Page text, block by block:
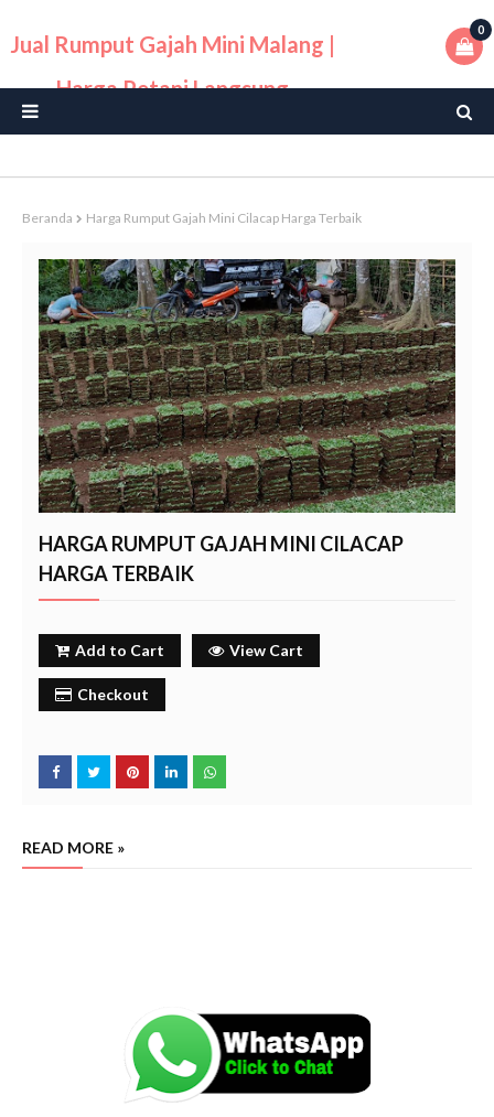
Jual Rumput Gajah Mini Malang |
Harga Petani Langsung
0
Beranda Harga Rumput Gajah Mini Cilacap Harga Terbaik
HARGA RUMPUT GAJAH MINI CILACAP
HARGA TERBAIK
Add to Cart View Cart
Checkout
READ MORE »